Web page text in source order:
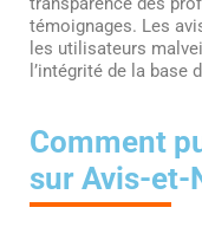
témoignages. Les
les utilisateurs
l’intégrité de la base
Comment
sur Avis-et-